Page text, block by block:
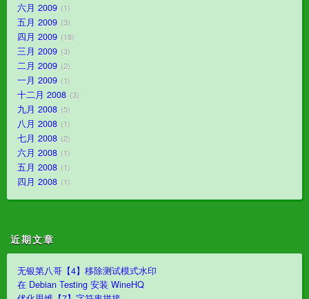
六月 2009 1
五月 2009 3
四月 2009 18
三月 2009 3
二月 2009 2
一月 2009 1
十二月 2008 3
九月 2008 5
八月 2008 1
七月 2008 2
六月 2008 1
五月 2008 1
四月 2008 1
近期文章
无银第八哥【4】移除测试模式水印
在 Debian Testing 安装 WineHQ